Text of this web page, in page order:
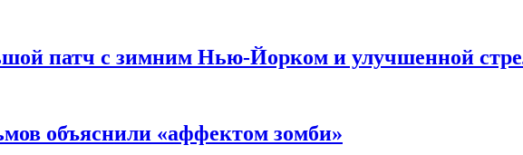
патч с зимним Нью-Йорком и улучшенной
объяснили «аффектом зомби»